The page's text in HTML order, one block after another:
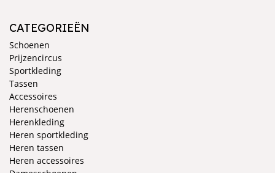
CATEGORIEËN
Schoenen
Prijzencircus
Sportkleding
Tassen
Accessoires
Herenschoenen
Herenkleding
Heren sportkleding
Heren tassen
Heren accessoires